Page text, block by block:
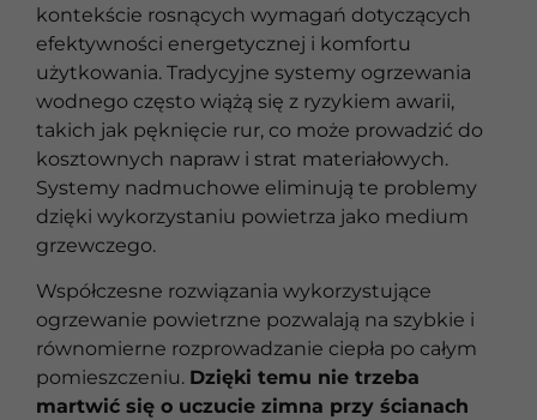
kontekście rosnących wymagań dotyczących
efektywności energetycznej i komfortu
użytkowania. Tradycyjne systemy ogrzewania
wodnego często wiążą się z ryzykiem awarii,
takich jak pęknięcie rur, co może prowadzić do
kosztownych napraw i strat materiałowych.
Systemy nadmuchowe eliminują te problemy
dzięki wykorzystaniu powietrza jako medium
grzewczego.
Współczesne rozwiązania wykorzystujące
ogrzewanie powietrzne pozwalają na szybkie i
równomierne rozprowadzanie ciepła po całym
pomieszczeniu. Dzięki temu nie trzeba
martwić się o uczucie zimna przy ścianach